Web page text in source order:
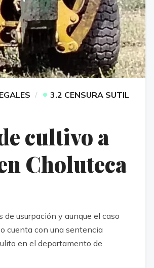
• 3.2 CENSURA SUTIL
cultivo a
Choluteca
usurpación y aunque el caso
cuenta con una sentencia
en el departamento de